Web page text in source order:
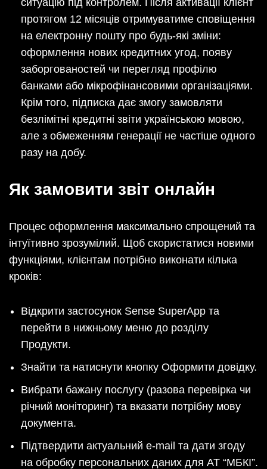
протягом 12 місяців отримуватиме сповіщення
на електронну пошту про будь-які зміни:
оформлення нових кредитних угод, появу
заборгованостей чи перегляд профілю
банками або мікрофінансовими організаціями.
Крім того, підписка дає змогу замовляти
безлімітні кредитні звіти українською мовою,
але з обмеженням генерації не частіше одного
разу на добу.
Як замовити звіт онлайн
Процес оформлення максимально спрощений та
інтуїтивно зрозумілий. Щоб скористатися новими
функціями, клієнтам потрібно виконати кілька
кроків:
Відкрити застосунок Sense SuperApp та
перейти в нижньому меню до розділу
Продукти.
Знайти та натиснути кнопку Оформити довідку.
Вибрати бажану послугу (разова перевірка чи
річний моніторинг) та вказати потрібну мову
документа.
Підтвердити актуальний e-mail та дати згоду
на обробку персональних даних для АТ “МБКІ”.